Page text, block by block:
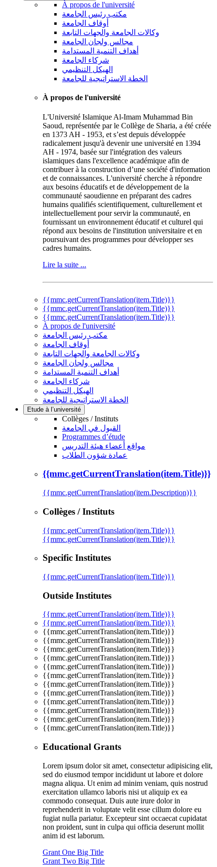
À propos de l'université
مكتب رئيس الجامعة
أوقاف الجامعة
وكالات الجامعة والجهات التابعة
مجالس ولجان الجامعة
أهداف التنمية المستدامة
شركاء الجامعة
الهيكل التنظيمي
الخطة الاستراتيجية للجامعة
À propos de l'université
L'Université Islamique Al-Imam Muhammad Bin
Saoud, représentée par le Collège de Sharia, a été créée
en 1373 AH - 1953, et s’est depuis développée
radicalement jusqu'à devenir une université en 1394
AH - 1974, basée sur l'intégration des valeurs
islamiques dans l'excellence académique afin de
contribuer à la construction d’une société d'information
et de connaissances. L'université cherche à répondre
aux besoins éducatifs et de développement de la
communauté saoudienne en préparant des cadres
humains qualifiés scientifiquement, culturellement et
intellectuellement pour servir la communauté, en
fournissant un environnement éducatif et culturel qui
répond aux besoins de l'institution universitaire et en
poursuivant des programmes pour développer ses
cadres humains.
Lire la suite ...
{{mmc.getCurrentTranslation(item.Title)}}
{{mmc.getCurrentTranslation(item.Title)}}
{{mmc.getCurrentTranslation(item.Title)}}
À propos de l'université
مكتب رئيس الجامعة
أوقاف الجامعة
وكالات الجامعة والجهات التابعة
مجالس ولجان الجامعة
أهداف التنمية المستدامة
شركاء الجامعة
الهيكل التنظيمي
الخطة الاستراتيجية للجامعة
Etude à l’université
Collèges / Instituts
القبول في الجامعة
Programmes d’étude
مواقع أعضاء هيئة التدريس
عمادة شؤون الطلاب
{{mmc.getCurrentTranslation(item.Title)}}
{{mmc.getCurrentTranslation(item.Description)}}
Collèges / Instituts
{{mmc.getCurrentTranslation(item.Title)}}
{{mmc.getCurrentTranslation(item.Title)}}
Specific Institutes
{{mmc.getCurrentTranslation(item.Title)}}
Outside Institutes
{{mmc.getCurrentTranslation(item.Title)}}
{{mmc.getCurrentTranslation(item.Title)}}
{{mmc.getCurrentTranslation(item.Title)}}
{{mmc.getCurrentTranslation(item.Title)}}
{{mmc.getCurrentTranslation(item.Title)}}
{{mmc.getCurrentTranslation(item.Title)}}
{{mmc.getCurrentTranslation(item.Title)}}
{{mmc.getCurrentTranslation(item.Title)}}
{{mmc.getCurrentTranslation(item.Title)}}
{{mmc.getCurrentTranslation(item.Title)}}
{{mmc.getCurrentTranslation(item.Title)}}
{{mmc.getCurrentTranslation(item.Title)}}
{{mmc.getCurrentTranslation(item.Title)}}
{{mmc.getCurrentTranslation(item.Title)}}
Educational Grants
Lorem ipsum dolor sit amet, consectetur adipisicing elit,
sed do eiusmod tempor incididunt ut labore et dolore
magna aliqua. Ut enim ad minim veniam, quis nostrud
exercitation ullamco laboris nisi ut aliquip ex ea
commodo consequat. Duis aute irure dolor in
reprehenderit in voluptate velit esse cillum dolore eu
fugiat nulla pariatur. Excepteur sint occaecat cupidatat
non proident, sunt in culpa qui officia deserunt mollit
anim id est laborum.
Grant One Big Title
Grant Two Big Title